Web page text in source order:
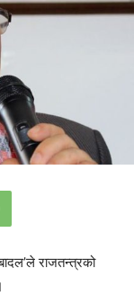
राजतन्त्रको